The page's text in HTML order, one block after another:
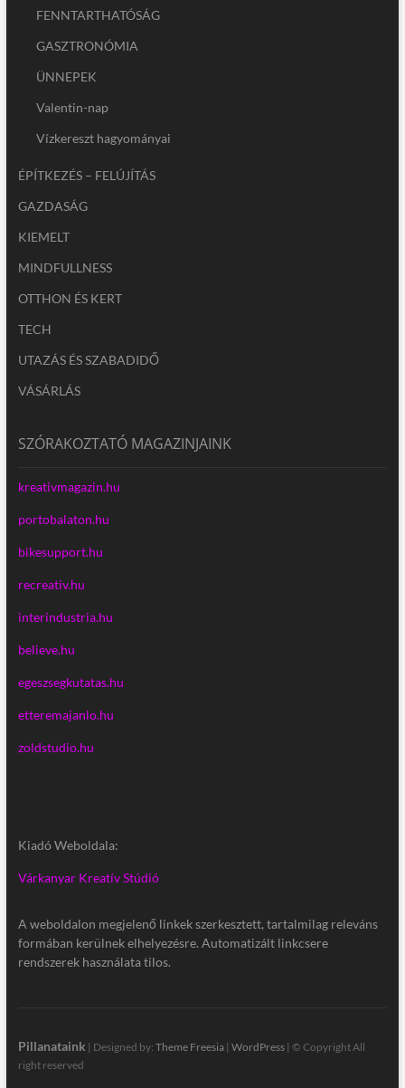
FENNTARTHATÓSÁG
GASZTRONÓMIA
ÜNNEPEK
Valentin-nap
Vízkereszt hagyományai
ÉPÍTKEZÉS – FELÚJÍTÁS
GAZDASÁG
KIEMELT
MINDFULLNESS
OTTHON ÉS KERT
TECH
UTAZÁS ÉS SZABADIDŐ
VÁSÁRLÁS
SZÓRAKOZTATÓ MAGAZINJAINK
kreativmagazin.hu
portobalaton.hu
bikesupport.hu
recreativ.hu
interindustria.hu
believe.hu
egeszsegkutatas.hu
etteremajanlo.hu
zoldstudio.hu
Kiadó Weboldala:
Várkanyar Kreatív Stúdió
A weboldalon megjelenő linkek szerkesztett, tartalmilag releváns
formában kerülnek elhelyezésre. Automatizált linkcsere
rendszerek használata tilos.
Pillanataink | Designed by: Theme Freesia| WordPress| © Copyright All
right reserved